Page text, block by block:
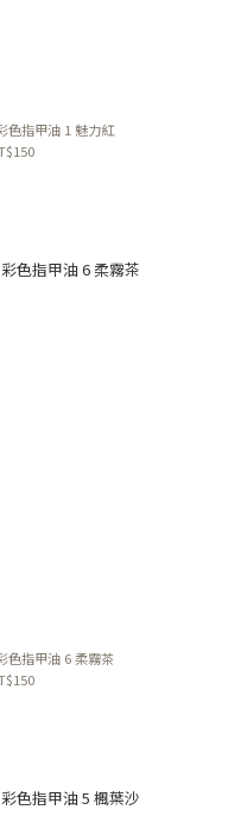
色指甲油 1 魅力紅
色指甲油 6 柔霧茶